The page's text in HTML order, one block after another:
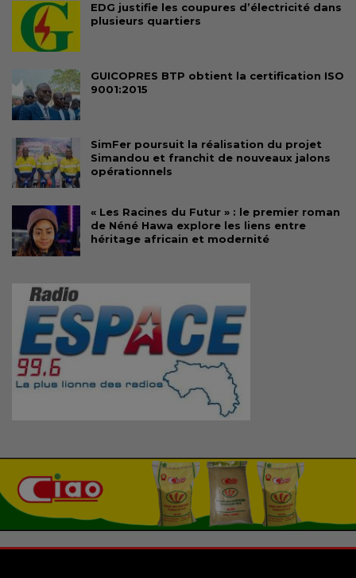
EDG justifie les coupures d’électricité dans
plusieurs quartiers
GUICOPRES BTP obtient la certification ISO
9001:2015
SimFer poursuit la réalisation du projet
Simandou et franchit de nouveaux jalons
opérationnels
« Les Racines du Futur » : le premier roman
de Néné Hawa explore les liens entre
héritage africain et modernité